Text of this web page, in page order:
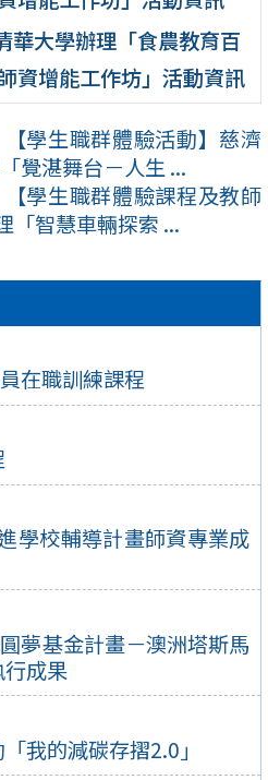
在職訓練課程
學校輔導計畫師資專業成
夢基金計畫－澳洲塔斯馬
成果
我的減碳存摺2.0」
華大學辦理「食農教育百
資增能工作坊」活動資訊
【學生職群體驗活動】慈濟
覺湛舞台－人生 ...
【學生職群體驗課程及教師
「智慧車輛探索 ...